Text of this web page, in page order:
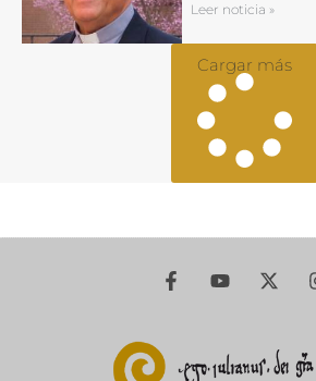
Leer noticia »
Cargar más